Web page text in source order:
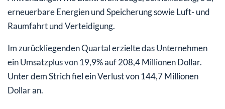
erneuerbare Energien und Speicherung sowie Luft- und
Raumfahrt und Verteidigung.
Im zurückliegenden Quartal erzielte das Unternehmen
ein Umsatzplus von 19,9% auf 208,4 Millionen Dollar.
Unter dem Strich fiel ein Verlust von 144,7 Millionen
Dollar an.